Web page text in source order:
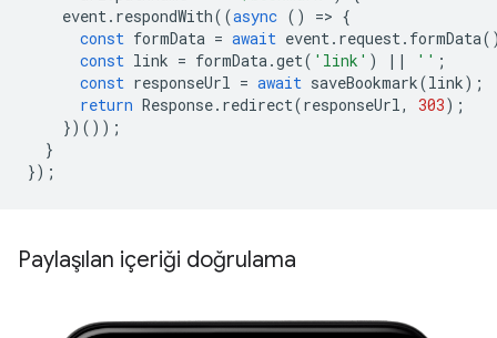
event. respondWith((async () => {
const formData = await event. request. formData
const link = formData.get( 'link' ) || '' ;
const responseUrl = await saveBookmark(link);
return Response. redirect(responseUrl, 303);
})());
}
});
Paylaşılan içeriği doğrulama